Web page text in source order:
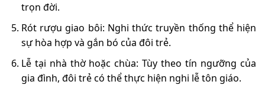
trọn đời.
Rót rượu giao bôi: Nghi thức truyền thống thể hiện
sự hòa hợp và gắn bó của đôi trẻ.
Lễ tại nhà thờ hoặc chùa: Tùy theo tín ngưỡng của
gia đình, đôi trẻ có thể thực hiện nghi lễ tôn giáo.